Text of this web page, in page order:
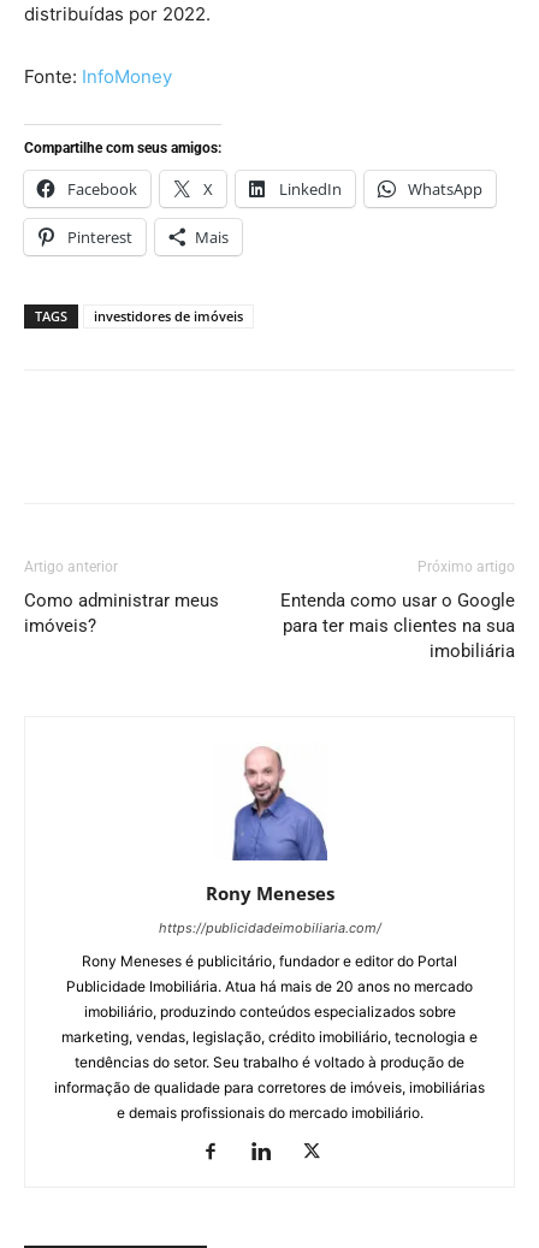
distribuídas por 2022.
Fonte: InfoMoney
Compartilhe com seus amigos:
Facebook X LinkedIn WhatsApp
Pinterest Mais
TAGS investidores de imóveis
Artigo anterior
Como administrar meus
imóveis?
Próximo artigo
Entenda como usar o Google
para ter mais clientes na sua
imobiliária
Rony Meneses
https://publicidadeimobiliaria.com/
Rony Meneses é publicitário, fundador e editor do Portal
Publicidade Imobiliária. Atua há mais de 20 anos no mercado
imobiliário, produzindo conteúdos especializados sobre
marketing, vendas, legislação, crédito imobiliário, tecnologia e
tendências do setor. Seu trabalho é voltado à produção de
informação de qualidade para corretores de imóveis, imobiliárias
e demais profissionais do mercado imobiliário.